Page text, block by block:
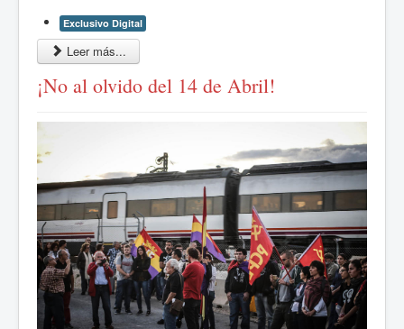
Exclusivo Digital
Leer más...
¡No al olvido del 14 de Abril!